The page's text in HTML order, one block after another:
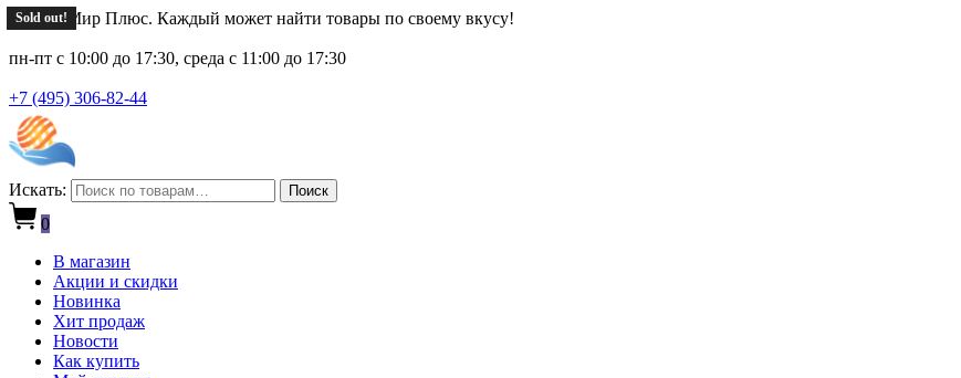
Новый Мир Плюс. Каждый может найти товары по своему вкусу!
пн-пт с 10:00 до 17:30, среда с 11:00 до 17:30
+7 (495) 306-82-44
Искать: Поиск
0
В магазин
Акции и скидки
Новинка
Хит продаж
Новости
Как купить
Sold out!